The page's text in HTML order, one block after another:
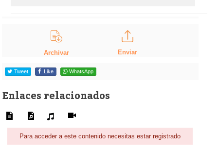
Archivar Enviar
Tweet Like WhatsApp
Enlaces relacionados
Para acceder a este contenido necesitas estar registrado